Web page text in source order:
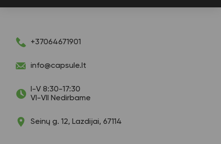
+37064671901
info@capsule.lt
I-V 8:30-17:30
VI-VII Nedirbame
Seinų g. 12, Lazdijai, 67114